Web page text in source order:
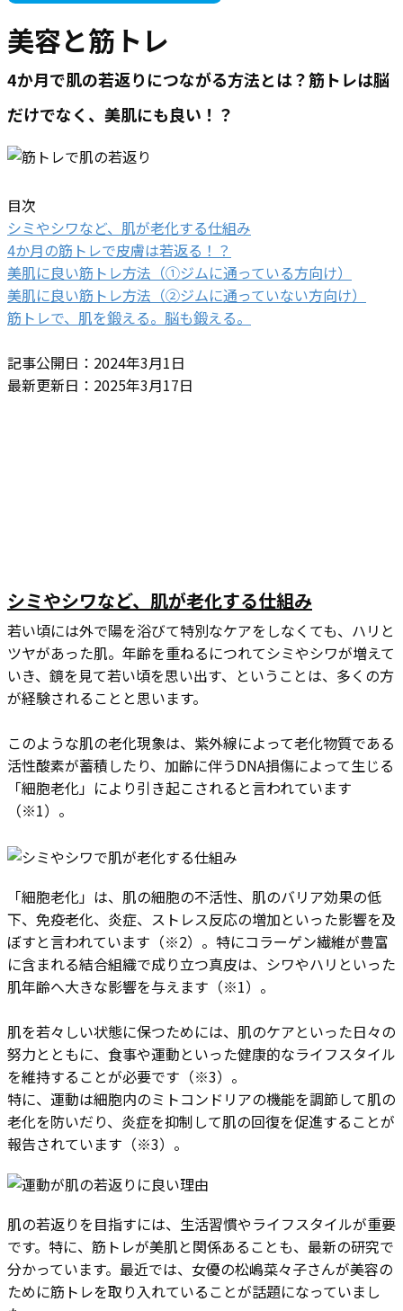
美容と筋トレ
4か月で肌の若返りにつながる方法とは？筋トレは脳
だけでなく、美肌にも良い！？
目次
シミやシワなど、肌が老化する仕組み
4か月の筋トレで皮膚は若返る！？
美肌に良い筋トレ方法（①ジムに通っている方向け）
美肌に良い筋トレ方法（②ジムに通っていない方向け）
筋トレで、肌を鍛える。脳も鍛える。
記事公開日：2024年3月1日
最新更新日：2025年3月17日
シミやシワなど、肌が老化する仕組み
若い頃には外で陽を浴びて特別なケアをしなくても、ハリと
ツヤがあった肌。年齢を重ねるにつれてシミやシワが増えて
いき、鏡を見て若い頃を思い出す、ということは、多くの方
が経験されることと思います。
このような肌の老化現象は、紫外線によって老化物質である
活性酸素が蓄積したり、加齢に伴うDNA損傷によって生じる
「細胞老化」により引き起こされると言われています
（※1）。
「細胞老化」は、肌の細胞の不活性、肌のバリア効果の低
下、免疫老化、炎症、ストレス反応の増加といった影響を及
ぼすと言われています（※2）。特にコラーゲン繊維が豊富
に含まれる結合組織で成り立つ真皮は、シワやハリといった
肌年齢へ大きな影響を与えます（※1）。
肌を若々しい状態に保つためには、肌のケアといった日々の
努力とともに、食事や運動といった健康的なライフスタイル
を維持することが必要です​（※3）。
特に、運動は細胞内のミトコンドリアの機能を調節して肌の
老化を防いだり、炎症を抑制して肌の回復を促進することが
報告されています（※3）。
肌の若返りを目指すには、生活習慣やライフスタイルが重要
です。特に、筋トレが美肌と関係あることも、最新の研究で
分かっています。最近では、女優の松嶋菜々子さんが美容の
ために筋トレを取り入れていることが話題になっていまし